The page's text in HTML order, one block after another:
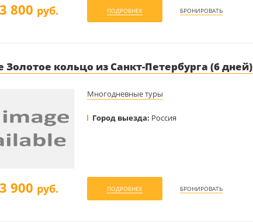
800 руб. ПОДРОБНЕЕ БРОНИРОВАТЬ
Золотое кольцо из Санкт-Петербурга (6 дней)
Многодневные туры
Город выезда: Россия
900 руб. ПОДРОБНЕЕ БРОНИРОВАТЬ